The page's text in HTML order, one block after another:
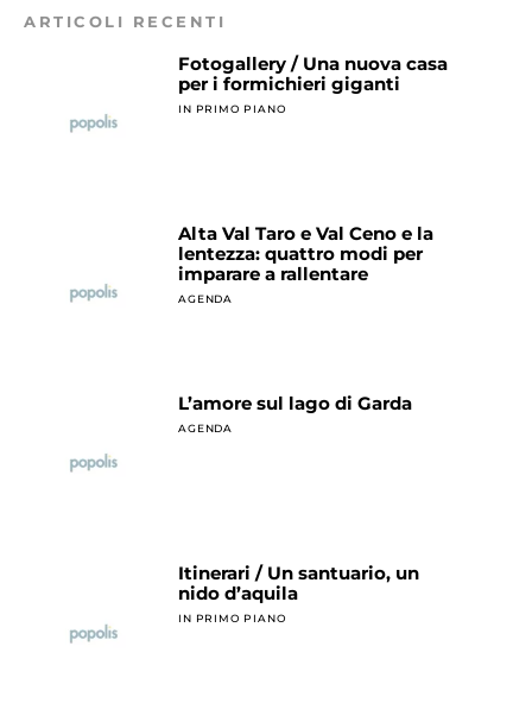
ARTICOLI RECENTI
Fotogallery / Una nuova casa
per i formichieri giganti
IN PRIMO PIANO
Alta Val Taro e Val Ceno e la
lentezza: quattro modi per
imparare a rallentare
AGENDA
L’amore sul lago di Garda
AGENDA
Itinerari / Un santuario, un
nido d’aquila
IN PRIMO PIANO